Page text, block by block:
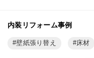
内装リフォーム事例
壁紙張り替え 床材